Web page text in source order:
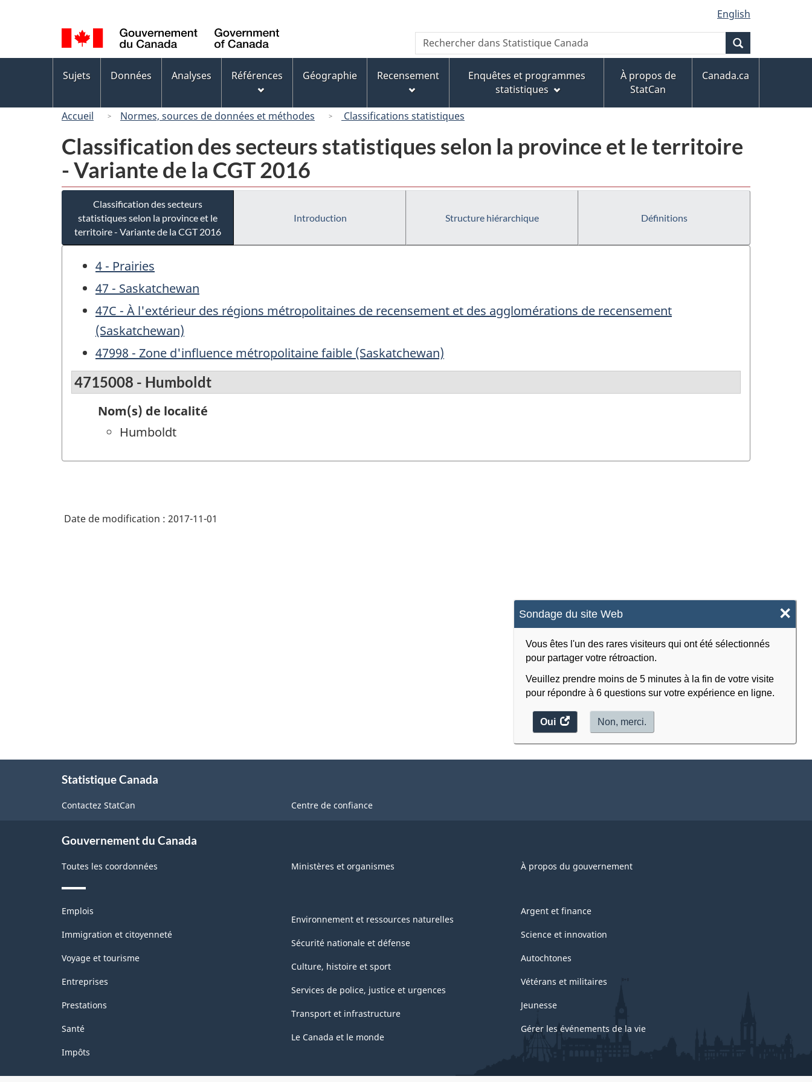
au
Gestionnaire
des
Invitations
au
contenu
principal
« À
propos
de
ce
version
HTML
simplifiée
de
la
langue
English
Canada
Recherche
Rechercher
dans
Canada
des
Sujets Données Analyses Références Géographie Recensement
Enquêtes et programmes
statistiques
À propos de
StatCan
Canada.ca
Accueil Normes, sources de données et méthodes Classifications statistiques
Sondage du site Web ×
Vous êtes l'un des rares visiteurs qui ont été sélectionnés
pour partager votre rétroaction.
Veuillez prendre moins de 5 minutes à la fin de votre visite
pour répondre à 6 questions sur votre expérience en ligne.
Oui
accéder
au
Non, merci.
Classification des secteurs statistiques selon la province et le territoire
- Variante de la CGT 2016
Classification des secteurs
statistiques selon la province et le
territoire - Variante de la CGT 2016
Introduction Structure hiérarchique Définitions
4 - Prairies
47 - Saskatchewan
47C - À l'extérieur des régions métropolitaines de recensement et des agglomérations de recensement
(Saskatchewan)
47998 - Zone d'influence métropolitaine faible (Saskatchewan)
4715008 - Humboldt
Nom(s) de localité
Humboldt
Date de modification : 2017-11-01
Statistique Canada
Contactez StatCan Centre de confiance
Gouvernement du Canada
Toutes les coordonnées Ministères et organismes À propos du gouvernement
Thèmes
sujets
Emplois
Immigration et citoyenneté
Voyage et tourisme
Entreprises
Prestations
Santé
Impôts
Environnement et ressources naturelles
Sécurité nationale et défense
Culture, histoire et sport
Services de police, justice et urgences
Transport et infrastructure
Le Canada et le monde
Argent et finance
Science et innovation
Autochtones
Vétérans et militaires
Jeunesse
Gérer les événements de la vie